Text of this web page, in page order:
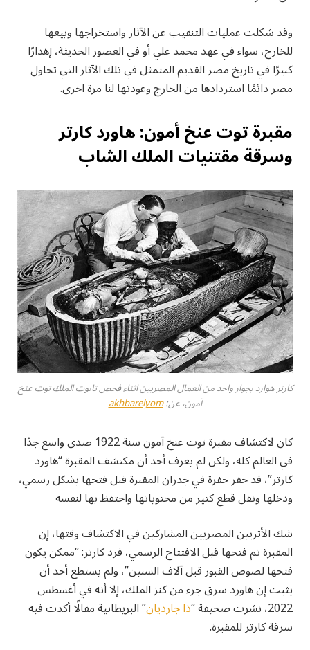
وقد شكلت عمليات التنقيب عن الآثار واستخراجها وبيعها
للخارج، سواء في عهد محمد علي أو في العصور الحديثة، إهدارًا
كبيرًا في تاريخ مصر القديم المتمثل في تلك الآثار التي تحاول
مصر دائمًا استردادها من الخارج وعودتها لنا مرة اخرى.
مقبرة توت عنخ أمون: هاورد كارتر
وسرقة مقتنيات الملك الشاب
كارتر هوارد بجوار واحد من العمال المصريين اثناء فحص تابوت الملك توت عنخ
آمون، عن:akhbarelyom
كان لاكتشاف مقبرة توت عنخ آمون سنة 1922 صدى واسع جدًا
في العالم كله، ولكن لم يعرف أحد أن مكتشف المقبرة “هاورد
كارتر”، قد حفر حفرة في جدران المقبرة قبل فتحها بشكل رسمي،
ودخلها ونقل قطع كتير من محتوياتها واحتفظ بها لنفسه
شك الأثريين المصريين المشاركين في الاكتشاف وقتها، إن
المقبرة تم فتحها قبل الافتتاح الرسمي، فرد كارتر: “ممكن يكون
فتحها لصوص القبور قبل آلاف السنين”، ولم يستطع أحد أن
يثبت إن هاورد سرق جزء من كنز الملك، إلا أنه في أغسطس
2022، نشرت صحيفة “ ذا جارديان” البريطانية مقالًا أكدت فيه
سرقة كارتر للمقبرة.